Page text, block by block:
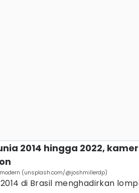
2014 hingga 2022,
(unsplash.com/@joshmillerdp)
2014 di Brasil menghadirkan